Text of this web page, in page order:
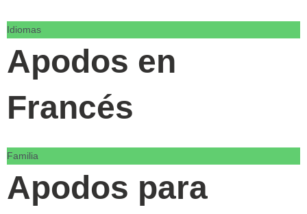
Idiomas
Apodos en
Francés
Familia
Apodos para